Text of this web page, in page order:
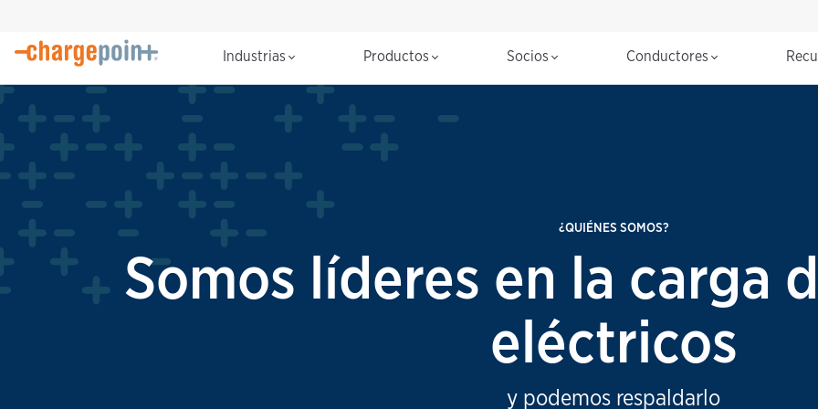
Industrias Productos Socios Conductores
¿QUIÉNES SOMOS?
Somos líderes en la carga
eléctricos
y podemos respaldarlo